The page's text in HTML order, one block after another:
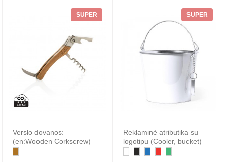
SUPER
Verslo dovanos:
(en:Wooden Corkscrew)
SUPER
Reklaminė atributika su
logotipu (Cooler, bucket)